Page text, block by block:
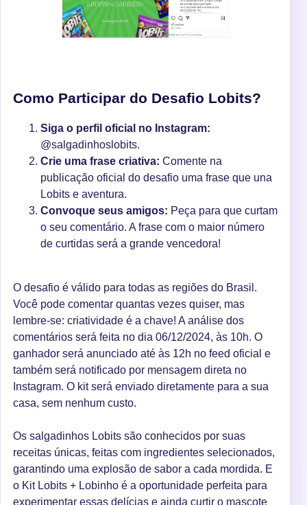
Como Participar do Desafio Lobits?
Siga o perfil oficial no Instagram:
@salgadinhoslobits.
Crie uma frase criativa: Comente na
publicação oficial do desafio uma frase que una
Lobits e aventura.
Convoque seus amigos: Peça para que curtam
o seu comentário. A frase com o maior número
de curtidas será a grande vencedora!
O desafio é válido para todas as regiões do Brasil.
Você pode comentar quantas vezes quiser, mas
lembre-se: criatividade é a chave! A análise dos
comentários será feita no dia 06/12/2024, às 10h. O
ganhador será anunciado até às 12h no feed oficial e
também será notificado por mensagem direta no
Instagram. O kit será enviado diretamente para a sua
casa, sem nenhum custo.
Os salgadinhos Lobits são conhecidos por suas
receitas únicas, feitas com ingredientes selecionados,
garantindo uma explosão de sabor a cada mordida. E
o Kit Lobits + Lobinho é a oportunidade perfeita para
experimentar essas delícias e ainda curtir o mascote